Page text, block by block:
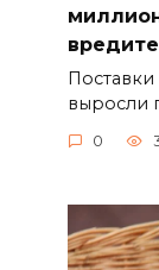
выросли
0